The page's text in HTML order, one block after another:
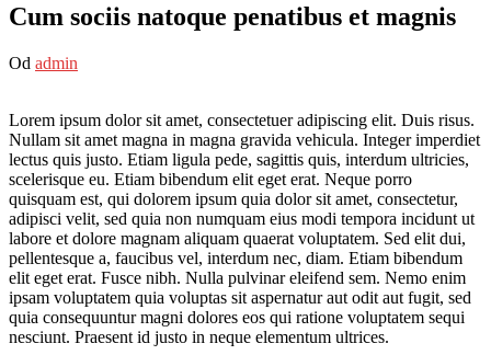
Cum sociis natoque penatibus et magnis
Od admin
Lorem ipsum dolor sit amet, consectetuer adipiscing elit. Duis risus.
Nullam sit amet magna in magna gravida vehicula. Integer imperdiet
lectus quis justo. Etiam ligula pede, sagittis quis, interdum ultricies,
scelerisque eu. Etiam bibendum elit eget erat. Neque porro
quisquam est, qui dolorem ipsum quia dolor sit amet, consectetur,
adipisci velit, sed quia non numquam eius modi tempora incidunt ut
labore et dolore magnam aliquam quaerat voluptatem. Sed elit dui,
pellentesque a, faucibus vel, interdum nec, diam. Etiam bibendum
elit eget erat. Fusce nibh. Nulla pulvinar eleifend sem. Nemo enim
ipsam voluptatem quia voluptas sit aspernatur aut odit aut fugit, sed
quia consequuntur magni dolores eos qui ratione voluptatem sequi
nesciunt. Praesent id justo in neque elementum ultrices.